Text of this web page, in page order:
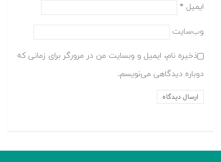
ایمیل *
وب‌سایت
ذخیره نام، ایمیل و وبسایت من در مرورگر برای زمانی که
دوباره دیدگاهی می‌نویسم.